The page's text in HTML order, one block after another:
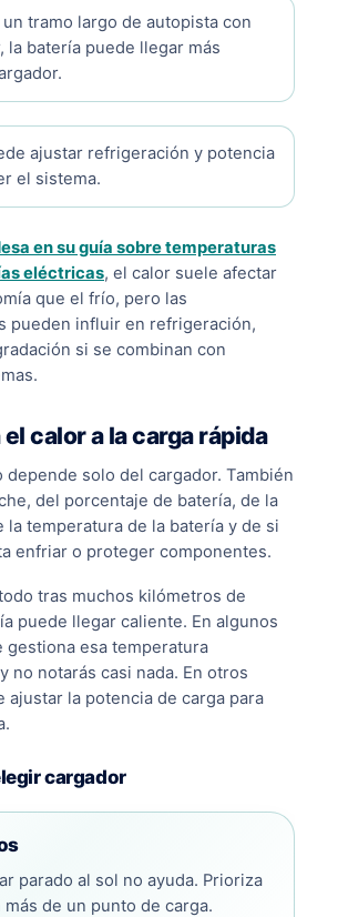
tramo largo de autopista con
la batería puede llegar más
ajustar refrigeración y potencia
el sistema.
en su guía sobre temperaturas
eléctricas, el calor suele afectar
que el frío, pero las
pueden influir en refrigeración,
si se combinan con
calor a la carga rápida
depende solo del cargador. También
del porcentaje de batería, de la
la temperatura de la batería y de si
enfriar o proteger componentes.
tras muchos kilómetros de
puede llegar caliente. En algunos
gestiona esa temperatura
no notarás casi nada. En otros
ajustar la potencia de carga para
cargador
parado al sol no ayuda. Prioriza
de un punto de carga.